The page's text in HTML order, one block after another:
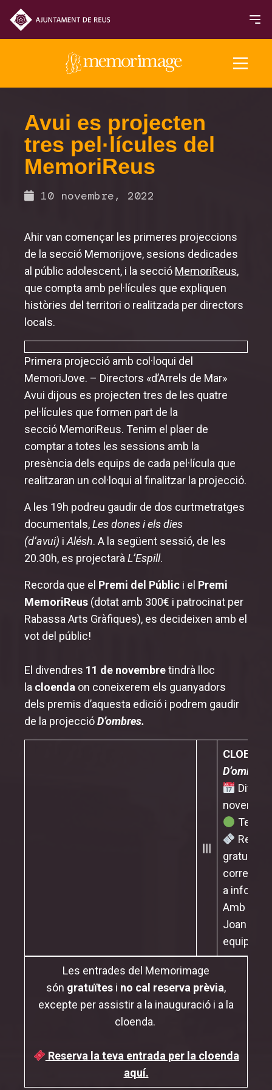
Edició 2025
PEL·LÍCULES
Entrades i horaris
Premis i Jurats
Programa 2025
Inauguració i cloenda
Secció oficial
Sessions especials
MemoriReus
Avui es projecten
tres pel·lícules del
MemoriReus
10 novembre, 2022
Ahir van començar les primeres projeccions
de la secció Memorijove, sesions dedicades
al públic adolescent, i la secció MemoriReus,
que compta amb pel·lícules que expliquen
històries del territori o realitzada per directors
locals.
Primera projecció amb col·loqui del
MemoriJove. – Directors «d’Arrels de Mar»
Avui dijous es projecten tres de les quatre
pel·lícules que formen part de la
secció MemoriReus. Tenim el plaer de
comptar a totes les sessions amb la
presència dels equips de cada pel·lícula que
realitzaran un col·loqui al finalitzar la projecció.
A les 19h podreu gaudir de dos curtmetratges
documentals,Les dones i els dies
(d’avui) i Alésh. A la següent sessió, de les
20.30h, es projectarà L’Espill.
Recorda que el Premi del Públic i el Premi
MemoriReus (dotat amb 300€ i patrocinat per
Rabassa Arts Gràfiques), es decideixen amb el
vot del públic!
El divendres 11 de novembretindrà lloc
la cloenda on coneixerem els guanyadors
dels premis d’aquesta edició i podrem gaudir
de la projeccióD’ombres.
|||
CLOENDA
D’ombres
Teatre
gratuïta
correu
a
Amb
Joan
equip de
Les entrades del Memorimage
són gratuïtes i no cal reserva prèvia,
excepte per assistir a la inauguració i a la
cloenda.
Reserva la teva entrada per la cloenda
aquí.